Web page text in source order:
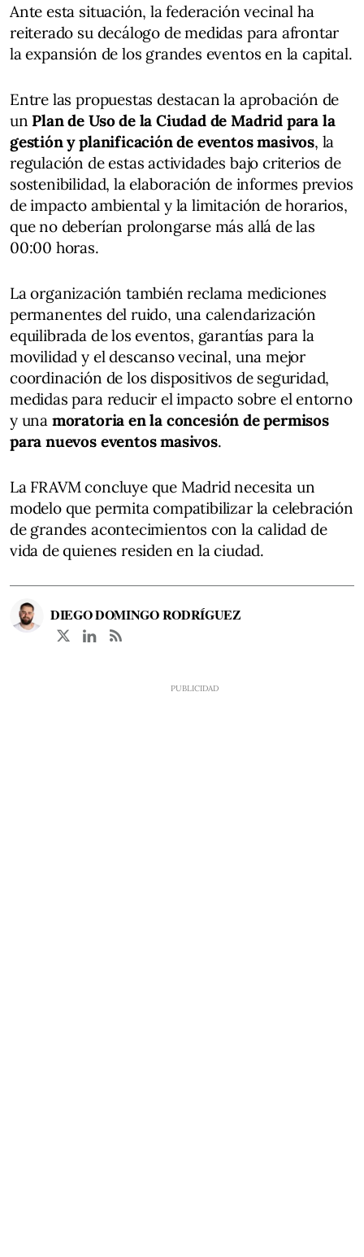
Ante esta situación, la federación vecinal ha
reiterado su decálogo de medidas para afrontar
la expansión de los grandes eventos en la capital.
Entre las propuestas destacan la aprobación de
un Plan de Uso de la Ciudad de Madrid para la
gestión y planificación de eventos masivos, la
regulación de estas actividades bajo criterios de
sostenibilidad, la elaboración de informes previos
de impacto ambiental y la limitación de horarios,
que no deberían prolongarse más allá de las
00:00 horas.
La organización también reclama mediciones
permanentes del ruido, una calendarización
equilibrada de los eventos, garantías para la
movilidad y el descanso vecinal, una mejor
coordinación de los dispositivos de seguridad,
medidas para reducir el impacto sobre el entorno
y una moratoria en la concesión de permisos
para nuevos eventos masivos.
La FRAVM concluye que Madrid necesita un
modelo que permita compatibilizar la celebración
de grandes acontecimientos con la calidad de
vida de quienes residen en la ciudad.
DIEGO DOMINGO RODRÍGUEZ